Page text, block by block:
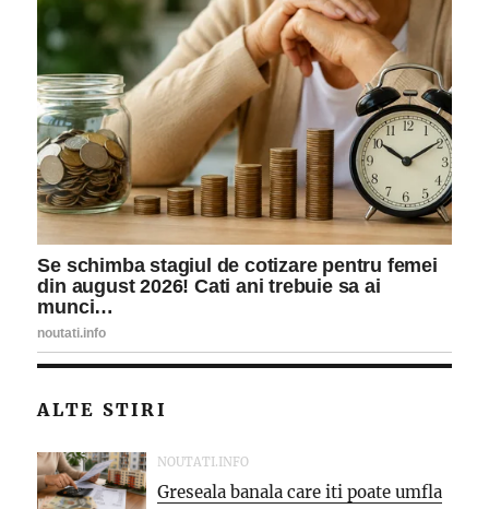
ALTE STIRI
NOUTATI.INFO
Greseala banala care iti poate umfla